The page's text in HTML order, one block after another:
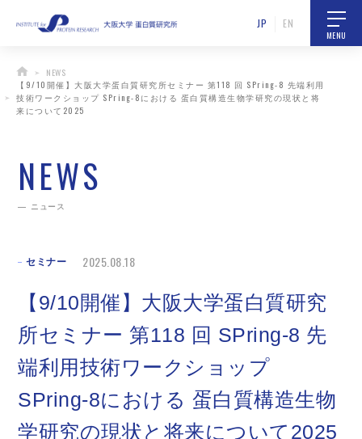
MENU
JP EN
NEWS
【9/10開催】大阪大学蛋白質研究所セミナー 第118 回 SPring-8 先端利用
技術ワークショップ SPring-8における 蛋白質構造生物学研究の現状と将
来について2025
NEWS
ニュース
セミナー 2025.08.18
【9/10開催】大阪大学蛋白質研究
所セミナー 第118 回 SPring-8 先
端利用技術ワークショップ
SPring-8における 蛋白質構造生物
学研究の現状と将来について2025